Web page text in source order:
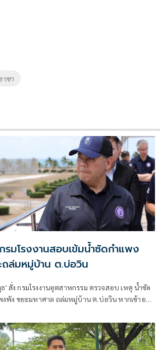
าชา
รมโรงงานสอบเข้มน้ำซัดกำแพง
ถล่มหมู่บ้าน ต.บ่อวิน
ธ' สั่ง กรมโรงงานอุตสาหกรรม ตรวจสอบ เหตุ น้ำซัด
งพัง ขยะมหาศาล ถล่มหมู่บ้าน ต.บ่อวิน หากเข้าองค์